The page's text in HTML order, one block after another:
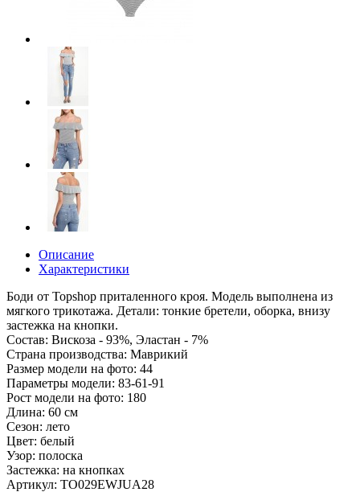
Описание
Характеристики
Боди от Topshop приталенного кроя. Модель выполнена из
мягкого трикотажа. Детали: тонкие бретели, оборка, внизу
застежка на кнопки.
Состав: Вискоза - 93%, Эластан - 7%
Страна производства: Маврикий
Размер модели на фото: 44
Параметры модели: 83-61-91
Рост модели на фото: 180
Длина: 60 см
Сезон: лето
Цвет: белый
Узор: полоска
Застежка: на кнопках
Артикул: TO029EWJUA28